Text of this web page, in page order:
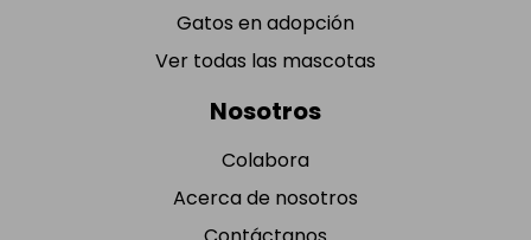
Gatos en adopción
Ver todas las mascotas
Nosotros
Colabora
Acerca de nosotros